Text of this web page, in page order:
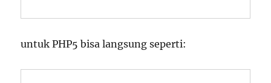
untuk PHP5 bisa langsung seperti: